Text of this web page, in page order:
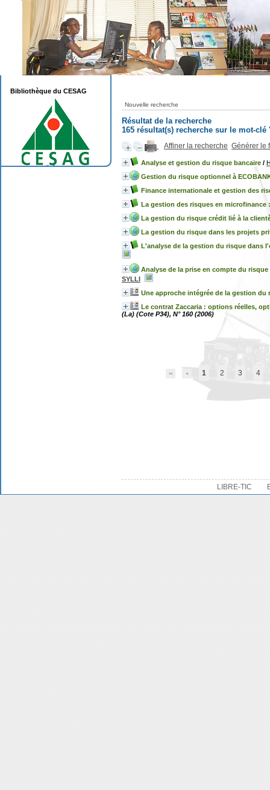
Nouvelle recherche
Résultat de la recherche
165 résultat(s) recherche sur le mot-
Affiner la recherche Générer le
Analyse et gestion du risque bancaire /
Gestion du risque optionnel à
Finance internationale et gestion des
La gestion des risques en
La gestion du risque crédit lié à la
La gestion du risque dans les projets
L'analyse de la gestion du risque dans
Analyse de la prise en compte du
SYLLI
Une approche intégrée de la gestion du
Le contrat Zaccaria : options réelles,
(La) (Cote P34), N° 160 (2006)
1 2 3 4
LIBRE-TIC
Bibliothèque du CESAG